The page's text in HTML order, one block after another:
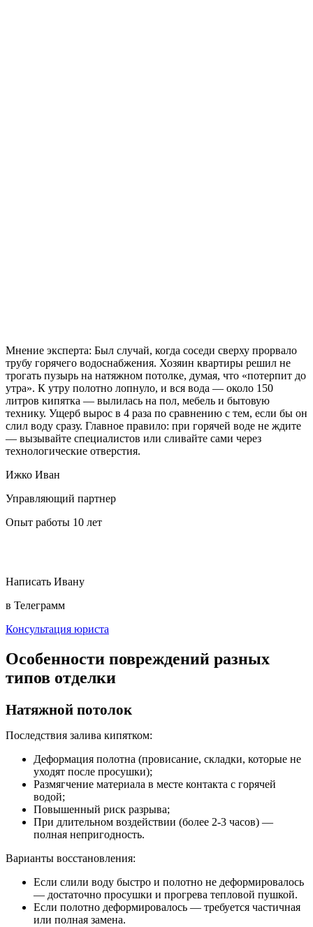
Мнение эксперта: Был случай, когда соседи сверху прорвало
трубу горячего водоснабжения. Хозяин квартиры решил не
трогать пузырь на натяжном потолке, думая, что «потерпит до
утра». К утру полотно лопнуло, и вся вода — около 150
литров кипятка — вылилась на пол, мебель и бытовую
технику. Ущерб вырос в 4 раза по сравнению с тем, если бы он
слил воду сразу. Главное правило: при горячей воде не ждите
— вызывайте специалистов или сливайте сами через
технологические отверстия.
Ижко Иван
Управляющий партнер
Опыт работы 10 лет
Написать Ивану
в Телеграмм
Консультация юриста
Особенности повреждений разных
типов отделки
Натяжной потолок
Последствия залива кипятком:
Деформация полотна (провисание, складки, которые не
уходят после просушки);
Размягчение материала в месте контакта с горячей
водой;
Повышенный риск разрыва;
При длительном воздействии (более 2-3 часов) —
полная непригодность.
Варианты восстановления:
Если слили воду быстро и полотно не деформировалось
— достаточно просушки и прогрева тепловой пушкой.
Если полотно деформировалось — требуется частичная
или полная замена.